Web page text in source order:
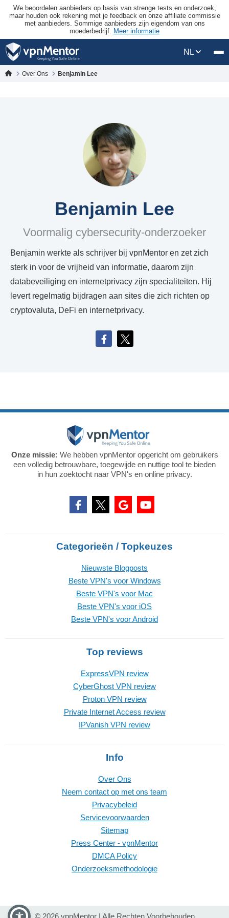
We beoordelen aanbieders op basis van strenge tests en onderzoek,
maar houden ook rekening met je feedback en onze affiliate commissie
met aanbieders. Sommige aanbieders zijn eigendom van ons
moederbedrijf. Meer informatie
NL
Over Ons Benjamin Lee
Benjamin Lee
Voormalig cybersecurity-onderzoeker
Benjamin werkte als schrijver bij vpnMentor en zet zich
sterk in voor de vrijheid van informatie, daarom zijn
databeveiliging en internetprivacy zijn specialiteiten. Hij
levert regelmatig bijdragen aan sites die zich richten op
cryptovaluta, DeFi en internetprivacy.
Onze missie: We hebben vpnMentor opgericht om gebruikers
een volledig betrouwbare, toegewijde en nuttige tool te bieden
in hun zoektocht naar VPN's en online privacy.
Categorieën / Topkeuzes
Nieuwste Blogposts
Beste VPN's voor Windows
Beste VPN's voor Mac
Beste VPN's voor iOS
Beste VPN's voor Android
Top reviews
ExpressVPN review
CyberGhost VPN review
Proton VPN review
Private Internet Access review
IPVanish VPN review
Info
Over Ons
Neem contact op met ons team
Privacybeleid
Servicevoorwaarden
Sitemap
Press Center - vpnMentor
DMCA Policy
Onderzoeksmethodologie
© 2026 vpnMentor | Alle Rechten Voorbehouden